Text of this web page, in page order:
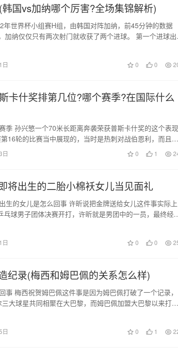
国vs加纳哪个厉害?全场集锦解析)
年世界杯小组赛H组，由韩国对阵加纳，前45分钟的数据
加纳仅仅只有两次射门就收获了两个进球。 第一个进球出
日 0 0
卡什奖排第几位?哪个赛季?在国际什么
季 孙兴慜一个70米长距离奔袭荣获普斯卡什奖的这个表现
16轮的比赛当中展现的，当时是热刺对战伯恩利，而且刚
日 0 1
将出生的二胎小棉袄女儿当见面礼
生的女儿是怎么回事 许昕说把金牌送给女儿这件事实际上
球男子团体决赛开打，许昕就是男团中的一员，最终经
日 0 0
纪录(梅西和姆巴佩的关系怎么样)
事 梅西祝贺姆巴佩这件事是因为姆巴佩打破了一个记录，
大球星共同相聚在大巴黎，而姆巴佩加盟大巴黎以来打进
日 0 1